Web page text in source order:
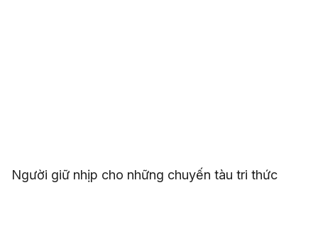
Người giữ nhịp cho những chuyến tàu tri thức